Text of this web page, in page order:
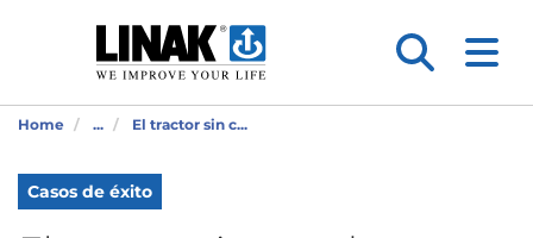
Home ... El tractor sin c...
Casos de éxito